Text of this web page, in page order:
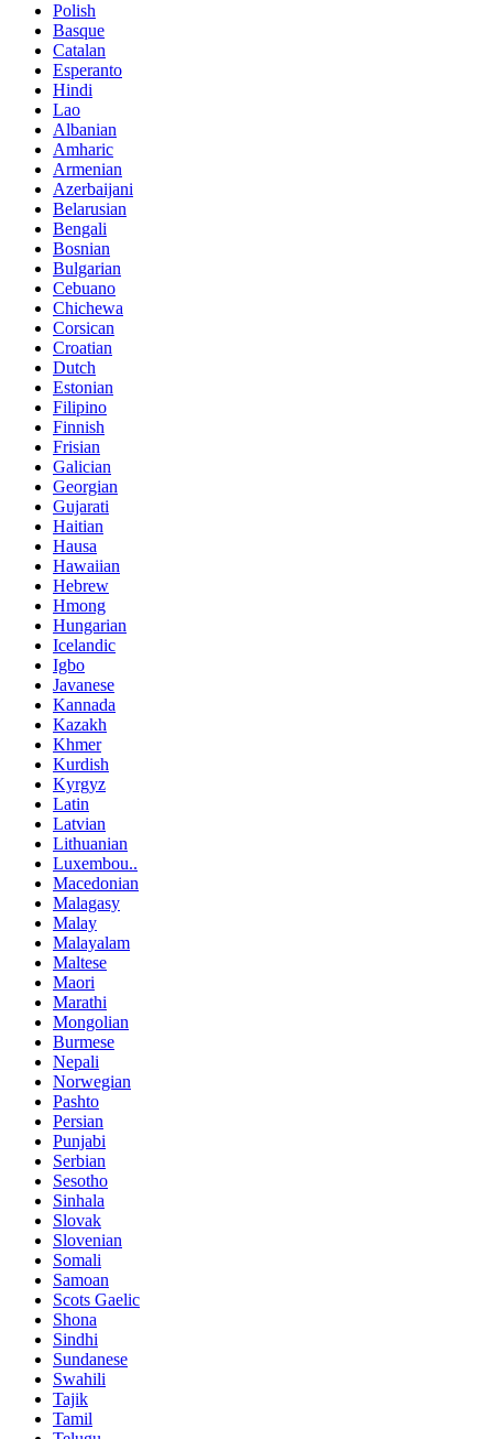
Polish
Basque
Catalan
Esperanto
Hindi
Lao
Albanian
Amharic
Armenian
Azerbaijani
Belarusian
Bengali
Bosnian
Bulgarian
Cebuano
Chichewa
Corsican
Croatian
Dutch
Estonian
Filipino
Finnish
Frisian
Galician
Georgian
Gujarati
Haitian
Hausa
Hawaiian
Hebrew
Hmong
Hungarian
Icelandic
Igbo
Javanese
Kannada
Kazakh
Khmer
Kurdish
Kyrgyz
Latin
Latvian
Lithuanian
Luxembou..
Macedonian
Malagasy
Malay
Malayalam
Maltese
Maori
Marathi
Mongolian
Burmese
Nepali
Norwegian
Pashto
Persian
Punjabi
Serbian
Sesotho
Sinhala
Slovak
Slovenian
Somali
Samoan
Scots Gaelic
Shona
Sindhi
Sundanese
Swahili
Tajik
Tamil